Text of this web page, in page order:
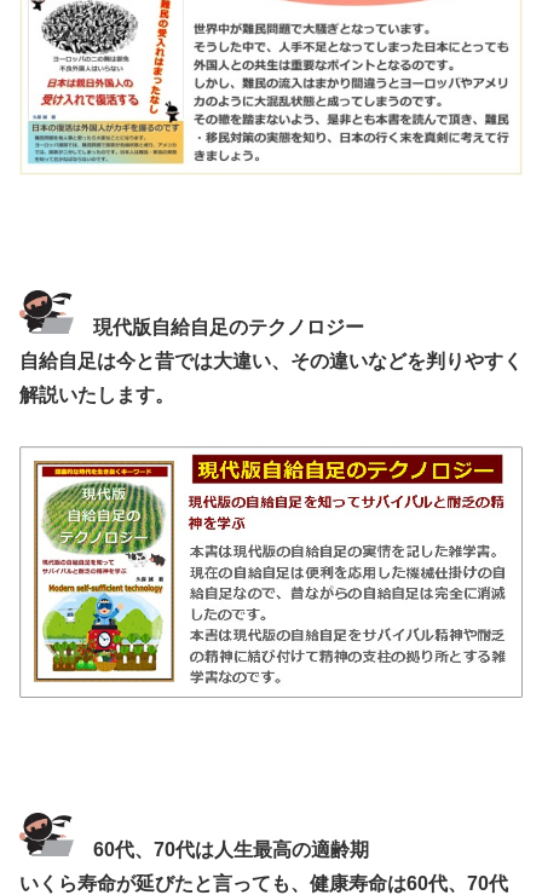
現代版自給自足のテクノロジー
自給自足は今と昔では大違い、その違いなどを判りやすく
解説いたします。
60代、70代は人生最高の適齢期
いくら寿命が延びたと言っても、健康寿命は60代、70代